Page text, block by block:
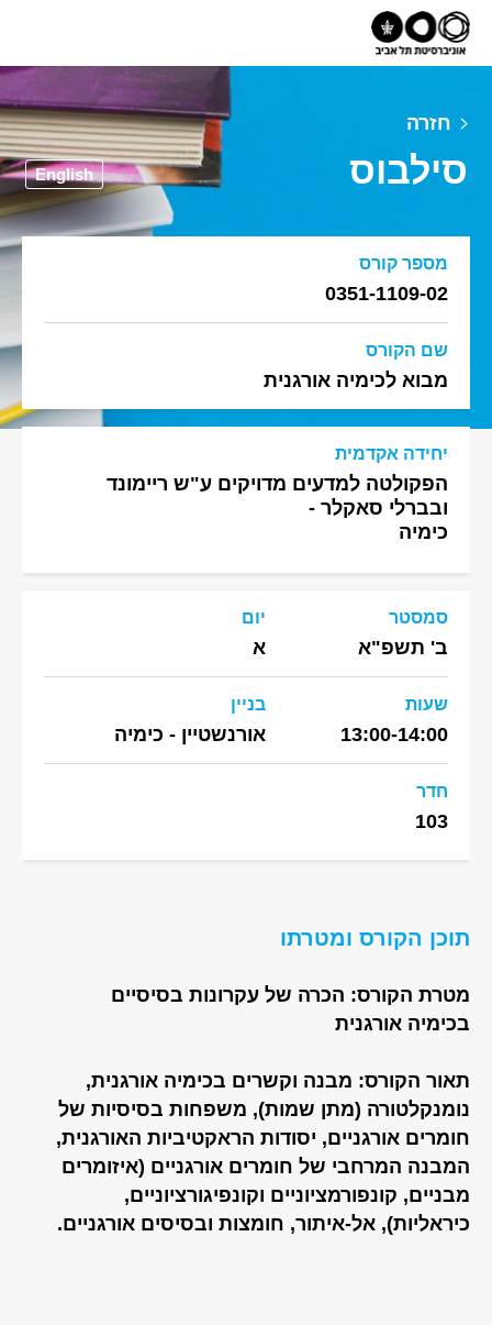
חזרה
סילבוס English
מספר קורס
0351-1109-02
שם הקורס
מבוא לכימיה אורגנית
יחידה אקדמית
הפקולטה למדעים מדויקים ע"ש ריימונד
ובברלי סאקלר -
כימיה
סמסטר
ב' תשפ"א
יום
א
שעות
13:00-14:00
בניין
אורנשטיין - כימיה
חדר
103
תוכן הקורס ומטרתו
מטרת הקורס: הכרה של עקרונות בסיסיים
בכימיה אורגנית
תאור הקורס: מבנה וקשרים בכימיה אורגנית,
נומנקלטורה (מתן שמות), משפחות בסיסיות של
חומרים אורגניים, יסודות הראקטיביות האורגנית,
המבנה המרחבי של חומרים אורגניים (איזומרים
מבניים, קונפורמציוניים וקונפיגורציוניים,
כיראליות), אל-איתור, חומצות ובסיסים אורגניים.